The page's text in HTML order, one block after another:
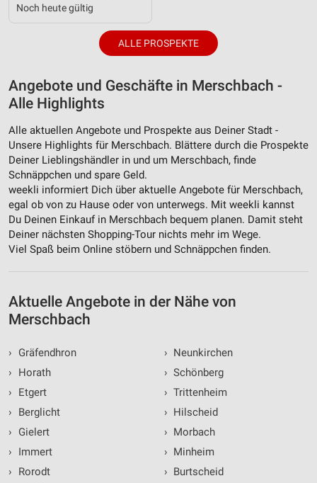
Noch heute gültig
ALLE PROSPEKTE
Angebote und Geschäfte in Merschbach -
Alle Highlights
Alle aktuellen Angebote und Prospekte aus Deiner Stadt -
Unsere Highlights für Merschbach. Blättere durch die Prospekte
Deiner Lieblingshändler in und um Merschbach, finde
Schnäppchen und spare Geld.
weekli informiert Dich über aktuelle Angebote für Merschbach,
egal ob von zu Hause oder von unterwegs. Mit weekli kannst
Du Deinen Einkauf in Merschbach bequem planen. Damit steht
Deiner nächsten Shopping-Tour nichts mehr im Wege.
Viel Spaß beim Online stöbern und Schnäppchen finden.
Aktuelle Angebote in der Nähe von
Merschbach
›
Gräfendhron
›
Horath
›
Etgert
›
Berglicht
›
Gielert
›
Immert
›
Rorodt
› Neunkirchen
› Schönberg
› Trittenheim
› Hilscheid
› Morbach
› Minheim
› Burtscheid
personalisierter Werbung
Erstellung von Profilen zur Personalisierung
Verwendung von Profilen zur Auswahl
personalisierter Inhalte
Messung der Werbeleistung
Messung der Performance von Inhalten
Analyse von Zielgruppen durch Statistiken oder
Kombinationen von Daten aus verschiedenen
Quellen
Entwicklung und Verbesserung der Angebote
IAB-Besonderheiten:
Verwendung genauer Standortdaten
Geräte anhand von aktiv angeforderten
Nicht-IAB-Verarbeitungszwecke:
Notwendig
Performance
Funktional